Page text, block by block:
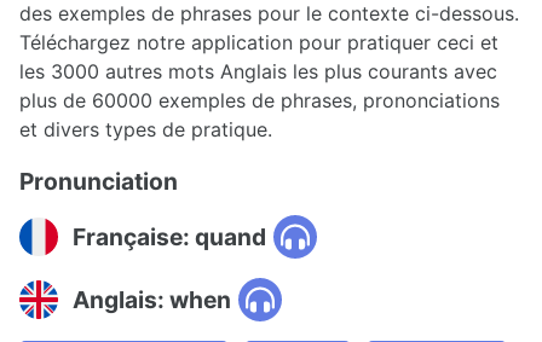
des exemples de phrases pour le contexte ci-dessous.
Téléchargez notre application pour pratiquer ceci et
les 3000 autres mots Anglais les plus courants avec
plus de 60000 exemples de phrases, prononciations
et divers types de pratique.
Pronunciation
Française: quand
Anglais: when